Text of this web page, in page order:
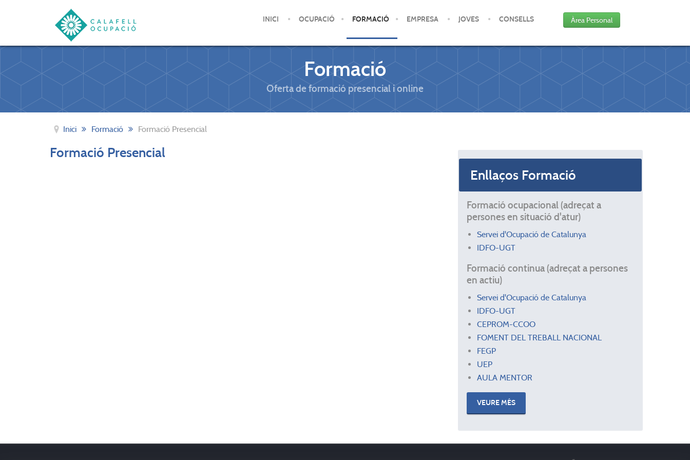
INICI OCUPACIÓ FORMACIÓ EMPRESA JOVES CONSELLS Àrea Personal
Formació
Oferta de formació presencial i online
Inici Formació Formació Presencial
Formació Presencial
Enllaços Formació
Formació ocupacional (adreçat a
persones en situació d'atur)
Servei d'Ocupació de Catalunya
IDFO-UGT
Formació continua (adreçat a persones
en actiu)
Servei d'Ocupació de Catalunya
IDFO-UGT
CEPROM-CCOO
FOMENT DEL TREBALL NACIONAL
FEGP
UEP
AULA MENTOR
VEURE MÉS